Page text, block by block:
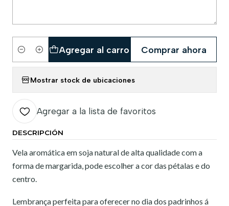
Cantidad
Agregar al carro Comprar ahora
Mostrar stock de ubicaciones
Agregar a la lista de favoritos
DESCRIPCIÓN
Vela aromática em soja natural de alta qualidade com a
forma de margarida, pode escolher a cor das pétalas e do
centro.
Lembrança perfeita para oferecer no dia dos padrinhos á